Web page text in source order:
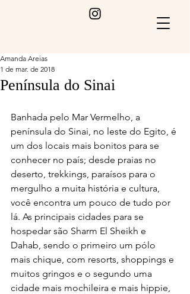
Península do Sinai
Amanda Areias
1 de mar. de 2018
Banhada pelo Mar Vermelho, a
península do Sinai, no leste do Egito, é
um dos locais mais bonitos para se
conhecer no país; desde praias no
deserto, trekkings, paraísos para o
mergulho a muita história e cultura,
você encontra um pouco de tudo por
lá. As principais cidades para se
hospedar são Sharm El Sheikh e
Dahab, sendo o primeiro um pólo
mais chique, com resorts, shoppings e
muitos gringos e o segundo uma
cidade mais mochileira e mais hippie,